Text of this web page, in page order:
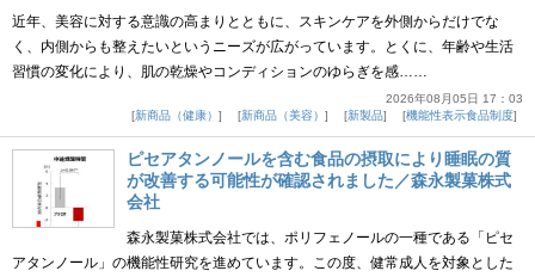
近年、美容に対する意識の高まりとともに、スキンケアを外側からだけでな
く、内側からも整えたいというニーズが広がっています。とくに、年齢や生活
習慣の変化により、肌の乾燥やコンディションのゆらぎを感……
2026年08月05日 17：03
新商品（健康）
新商品（美容） 新製品 機能性表示食品制度
ピセアタンノールを含む食品の摂取により睡眠の質
が改善する可能性が確認されました／森永製菓株式
会社
森永製菓株式会社では、ポリフェノールの一種である「ピセ
アタンノール」の機能性研究を進めています。この度、健常成人を対象とした